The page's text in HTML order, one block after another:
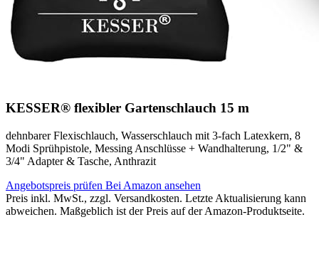
KESSER® flexibler Gartenschlauch 15 m
dehnbarer Flexischlauch, Wasserschlauch mit 3-fach Latexkern, 8
Modi Sprühpistole, Messing Anschlüsse + Wandhalterung, 1/2" &
3/4" Adapter & Tasche, Anthrazit
Angebotspreis prüfen Bei Amazon ansehen
Preis inkl. MwSt., zzgl. Versandkosten. Letzte Aktualisierung kann
abweichen. Maßgeblich ist der Preis auf der Amazon-Produktseite.